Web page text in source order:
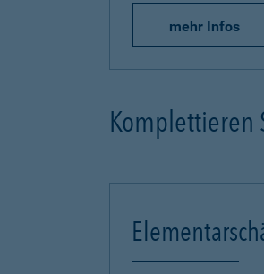
mehr Infos
Komplettieren